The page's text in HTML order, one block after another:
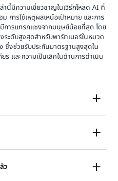
นี้มีความเชี่ยวชาญในเวิร์กโหลด AI ที่
การใช้เหตุผลเหนือเป้าหมาย และการ
การแทรกแซงจากมนุษย์น้อยที่สุด โดย
ระดับสูงสุดสำหรับพาร์ทเนอร์ในหมวด
งช่วยรับประกันมาตรฐานสูงสุดใน
และความเป็นเลิศในด้านการดำเนิน
ชี่ยวชาญในการใช้โซลูชัน AI ซึ่ง
การเติบโตทางธุรกิจสำหรับ
ขาได้รับการพิสูจน์แล้วว่ามี
การณ์ภาคสนาม และโครงการที่
ำในการพัฒนาบริการ
ว